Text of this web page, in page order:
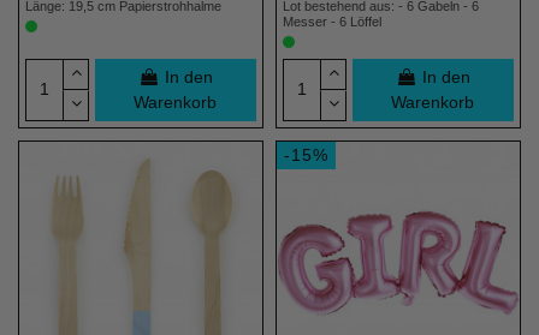
Länge: 19,5 cm Papierstrohhalme
In den
Warenkorb
Lot bestehend aus: - 6 Gabeln - 6
Messer - 6 Löffel
In den
Warenkorb
-15%